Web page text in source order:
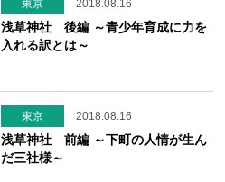
東京 2018.08.16
浅草神社 後編 ～青少年育成に力を
入れる訳とは～
東京 2018.08.16
浅草神社 前編 ～下町の人情が生ん
だ三社様～